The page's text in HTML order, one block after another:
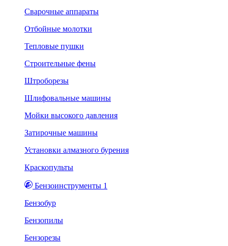
Сварочные аппараты
Отбойные молотки
Тепловые пушки
Строительные фены
Штроборезы
Шлифовальные машины
Мойки высокого давления
Затирочные машины
Установки алмазного бурения
Краскопульты
Бензоинструменты 1
Бензобур
Бензопилы
Бензорезы